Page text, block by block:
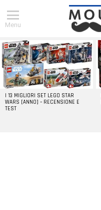
Menu
DERNIERS
ARTICLES
I 13 MIGLIORI SET LEGO STAR
WARS [ANNO] – RECENSIONE E
TEST